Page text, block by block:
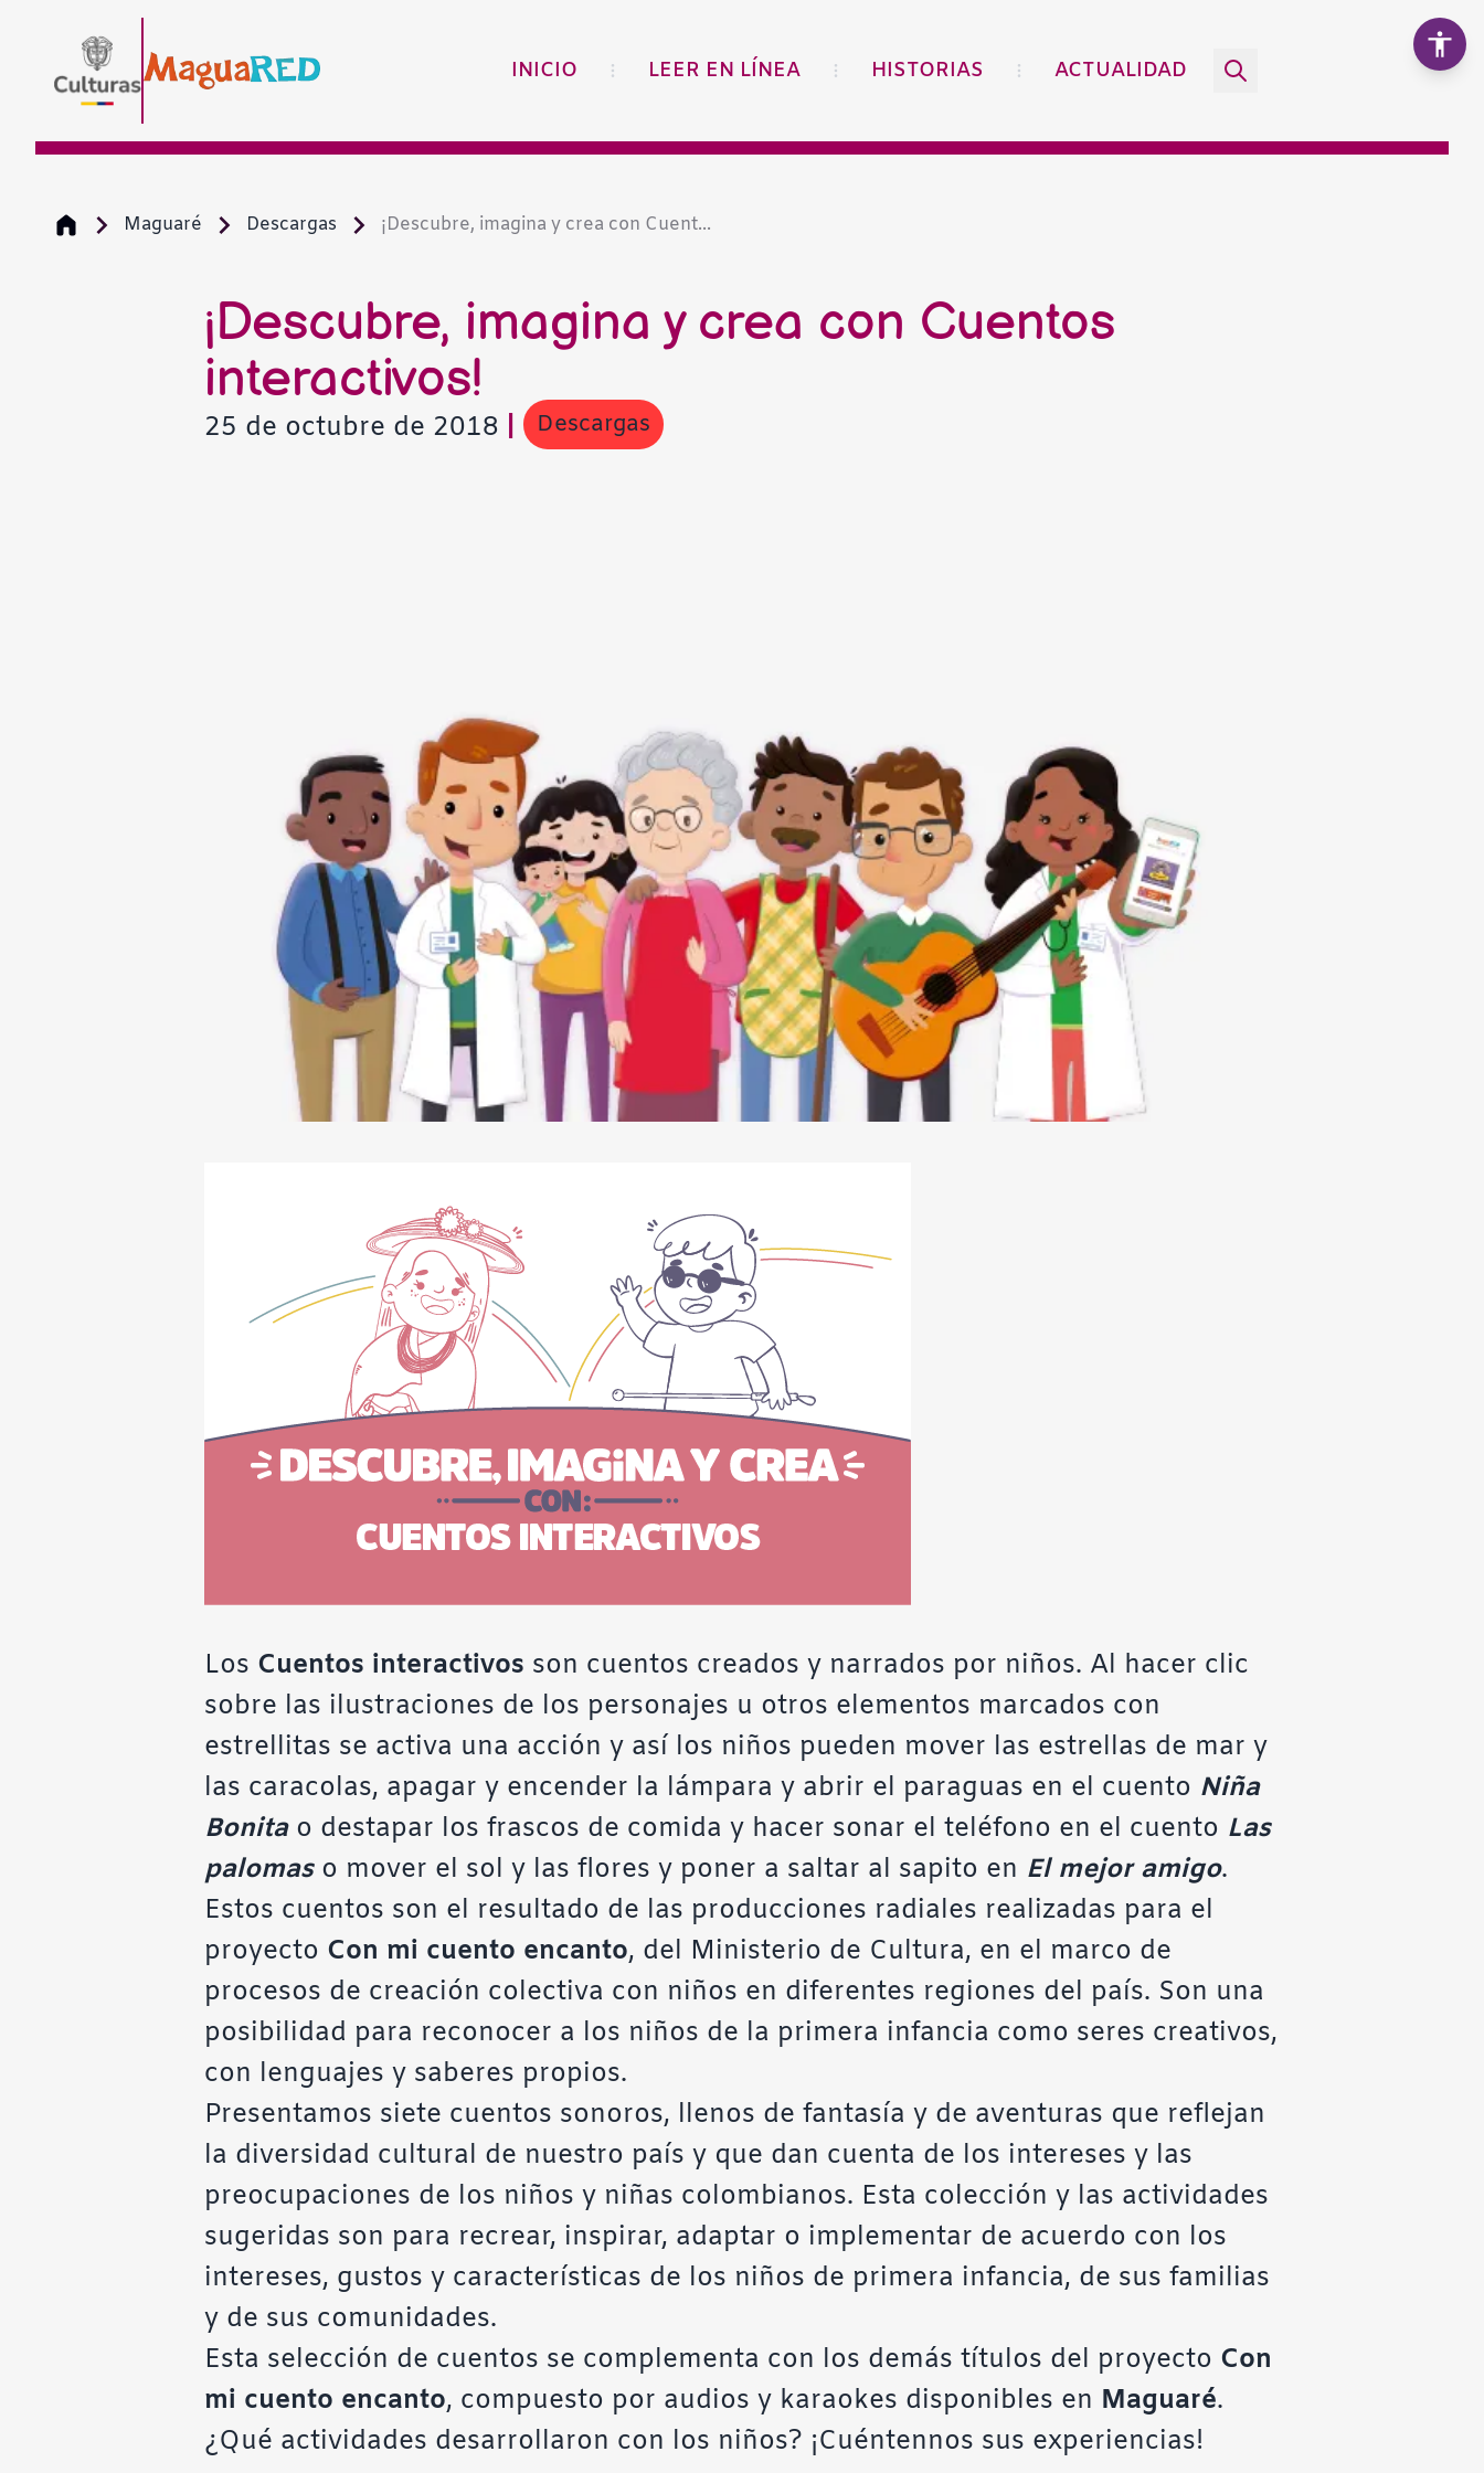
INICIO LEER EN LÍNEA HISTORIAS ACTUALIDAD
Maguaré Descargas ¡Descubre, imagina y crea con Cuent...
¡Descubre, imagina y crea con Cuentos
interactivos!
25 de octubre de 2018 Descargas
Los Cuentos interactivos son cuentos creados y narrados por niños. Al hacer clic
sobre las ilustraciones de los personajes u otros elementos marcados con
estrellitas se activa una acción y así los niños pueden mover las estrellas de mar y
las caracolas, apagar y encender la lámpara y abrir el paraguas en el cuento Niña
Bonitao destapar los frascos de comida y hacer sonar el teléfono en el cuento Las
palomaso mover el sol y las flores y poner a saltar al sapito en El mejor amigo.
Estos cuentos son el resultado de las producciones radiales realizadas para el
proyecto Con mi cuento encanto, del Ministerio de Cultura, en el marco de
procesos de creación colectiva con niños en diferentes regiones del país. Son una
posibilidad para reconocer a los niños de la primera infancia como seres creativos,
con lenguajes y saberes propios.
Presentamos siete cuentos sonoros, llenos de fantasía y de aventuras que reflejan
la diversidad cultural de nuestro país y que dan cuenta de los intereses y las
preocupaciones de los niños y niñas colombianos. Esta colección y las actividades
sugeridas son para recrear, inspirar, adaptar o implementar de acuerdo con los
intereses, gustos y características de los niños de primera infancia, de sus familias
y de sus comunidades.
Esta selección de cuentos se complementa con los demás títulos del proyecto Con
mi cuento encanto, compuesto por audios y karaokes disponibles en Maguaré.
¿Qué actividades desarrollaron con los niños? ¡Cuéntennos sus experiencias!